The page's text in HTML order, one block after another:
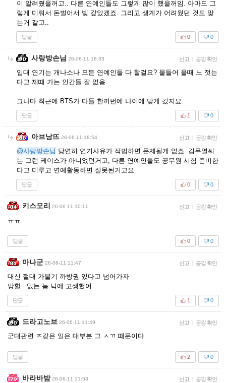
이 알려줬을꺼고.. 다른 연예인들도 그렇게 많이 했을꺼임. 아마도 그
렇게 미뤄서 돈벌어서 빚 갚았겠죠. 그리고 생계가 어려웠던 것도 맞
는거 같고..
답글 0
0
사랑방손님 26-06-11 18:33 신고 | 공감 확인
입대 연기는 개나소나 모든 연예인들 다 할걸요? 물들어 올때 노 젓는
다고 제때 가는 인간들 잘 없음.
그나마 최근에 BTS가 다들 한꺼번에 나이에 맞게 갔지요.
답글 0
1
아브낭뜨 26-06-11 18:54 신고 | 공감 확인
@사랑방손님 당연히 연기사유가 적법하면 문제될게 없죠. 김무열씨
는 그런 케이스가 아니었던거고, 다른 연예인들도 공무원 시험 준비한
다고 미루고 연예활동하면 잘못된거고요.
답글 0
0
키스모리 26-06-11 10:11 신고 | 공감 확인
ㅠㅠ
답글 0
0
마나군 26-06-11 11:47 신고 | 공감 확인
대신 절대 가불기 까방권 있다고 넘어가자
망할 없는 놈 덕에 고생했어
답글 0
1
드라고노브 26-06-11 11:49 신고 | 공감 확인
군대관련 ㅈ같은 일은 대부분 그 ㅅㄲ 때문이다
답글 0
2
바라바밤 26-06-11 11:53 신고 | 공감 확인